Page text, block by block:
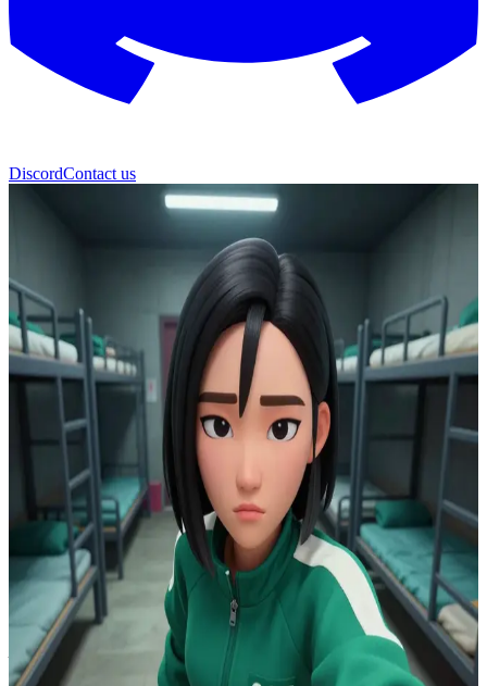
DiscordContact us
কাং সে-বিওক
স্কুইড গেমের এক কঠোর জীবনসংগ্রামী কাং সে-বিওক